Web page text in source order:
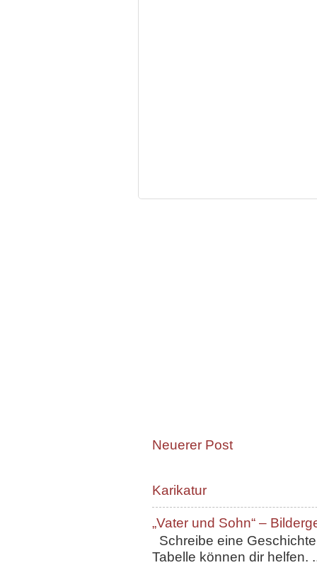
Neuerer Post
Karikatur
„Vater und Sohn“ –
Schreibe eine
Tabelle können dir helfen.